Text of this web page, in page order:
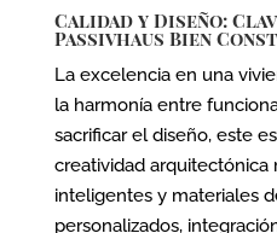
Calidad y Diseño:
Passivhaus Bien
La excelencia en una
la harmonía entre
sacrificar el diseño, este
creatividad arquitectónica
inteligentes y materiales
personalizados,